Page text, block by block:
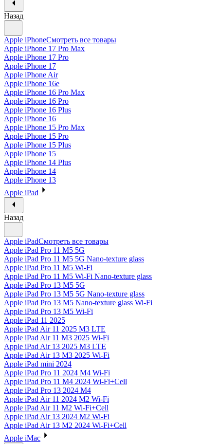
Назад
Apple iPhoneСмотреть все товары
Apple iPhone 17 Pro Max
Apple iPhone 17 Pro
Apple iPhone 17
Apple iPhone Air
Apple iPhone 16e
Apple iPhone 16 Pro Max
Apple iPhone 16 Pro
Apple iPhone 16 Plus
Apple iPhone 16
Apple iPhone 15 Pro Max
Apple iPhone 15 Pro
Apple iPhone 15 Plus
Apple iPhone 15
Apple iPhone 14 Plus
Apple iPhone 14
Apple iPhone 13
Apple iPad
Назад
Apple iPadСмотреть все товары
Apple iPad Pro 11 M5 5G
Apple iPad Pro 11 M5 5G Nano-texture glass
Apple iPad Pro 11 M5 Wi-Fi
Apple iPad Pro 11 M5 Wi-Fi Nano-texture glass
Apple iPad Pro 13 M5 5G
Apple iPad Pro 13 M5 5G Nano-texture glass
Apple iPad Pro 13 M5 Nano-texture glass Wi-Fi
Apple iPad Pro 13 M5 Wi-Fi
Apple iPad 11 2025
Apple iPad Air 11 2025 M3 LTE
Apple iPad Air 11 M3 2025 Wi-Fi
Apple iPad Air 13 2025 M3 LTE
Apple iPad Air 13 M3 2025 Wi-Fi
Apple iPad mini 2024
Apple iPad Pro 11 2024 M4 Wi-Fi
Apple iPad Pro 11 M4 2024 Wi-Fi+Cell
Apple iPad Pro 13 2024 M4
Apple iPad Air 11 2024 M2 Wi-Fi
Apple iPad Air 11 M2 Wi-Fi+Cell
Apple iPad Air 13 2024 M2 Wi-Fi
Apple iPad Air 13 M2 2024 Wi-Fi+Cell
Apple iMac